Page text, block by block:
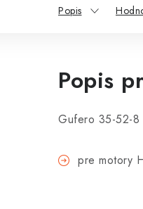
Popis
Popis
Gufero 35-52-8
pre motory